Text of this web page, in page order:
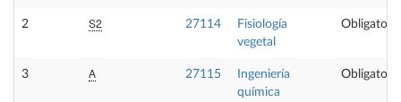
2 S2 27114
Fisiología
vegetal
Obligatoria
3 A 27115
Ingeniería
química
Obligatoria